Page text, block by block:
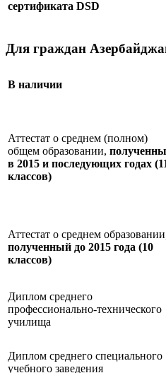
сертификата DSD
Для граждан
В наличии
Аттестат о среднем (полном)
общем образовании,
в 2015 и последующих годах
классов)
Аттестат о среднем
полученный до 2015 года (10
классов)
Диплом среднего
профессионально-технического
училища
Диплом среднего специального
учебного заведения